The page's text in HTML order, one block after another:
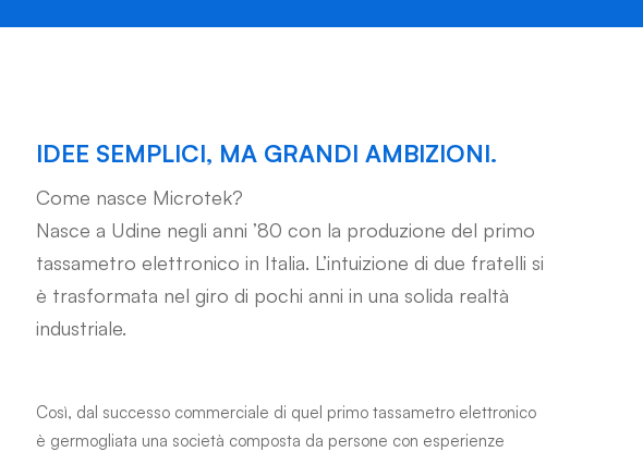
IDEE SEMPLICI, MA GRANDI AMBIZIONI.
Come nasce Microtek?
Nasce a Udine negli anni ’80 con la produzione del primo
tassametro elettronico in Italia. L’intuizione di due fratelli si
è trasformata nel giro di pochi anni in una solida realtà
industriale.
Così, dal successo commerciale di quel primo tassametro elettronico
è germogliata una società composta da persone con esperienze